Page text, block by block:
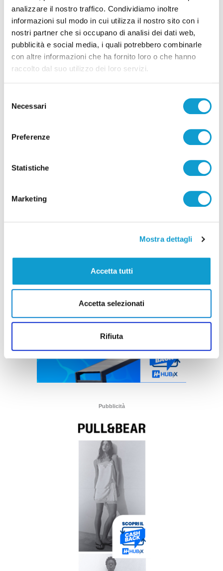
analizzare il nostro traffico. Condividiamo inoltre
informazioni sul modo in cui utilizza il nostro sito con i
nostri partner che si occupano di analisi dei dati web,
pubblicità e social media, i quali potrebbero combinarle
con altre informazioni che ha fornito loro o che hanno
raccolto dal suo utilizzo dei loro servizi.
delNecessari
Preferenze
Statistiche
Marketing
Mostra dettagli
Accetta tutti
Accetta selezionati
Rifiuta
Pubblicità